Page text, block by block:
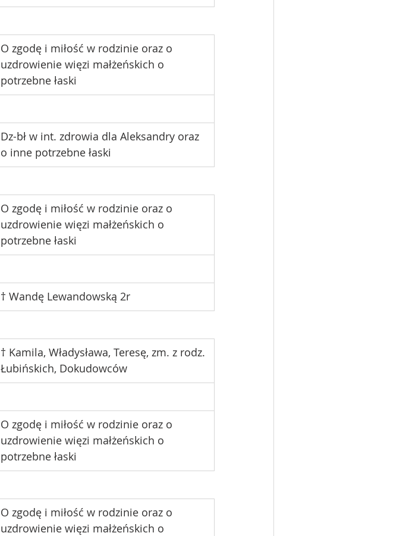
O zgodę i miłość w rodzinie oraz o
uzdrowienie więzi małżeńskich o
potrzebne łaski
Dz-bł w int. zdrowia dla Aleksandry oraz
o inne potrzebne łaski
O zgodę i miłość w rodzinie oraz o
uzdrowienie więzi małżeńskich o
potrzebne łaski
† Wandę Lewandowską 2r
† Kamila, Władysława, Teresę, zm. z rodz.
Łubińskich, Dokudowców
O zgodę i miłość w rodzinie oraz o
uzdrowienie więzi małżeńskich o
potrzebne łaski
O zgodę i miłość w rodzinie oraz o
uzdrowienie więzi małżeńskich o